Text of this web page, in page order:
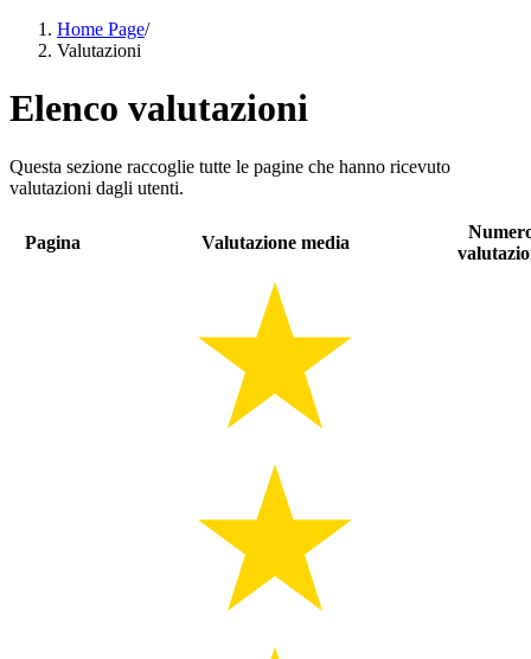
Home Page/
Valutazioni
Elenco valutazioni
Questa sezione raccoglie tutte le pagine che hanno ricevuto
valutazioni dagli utenti.
Pagina Valutazione media